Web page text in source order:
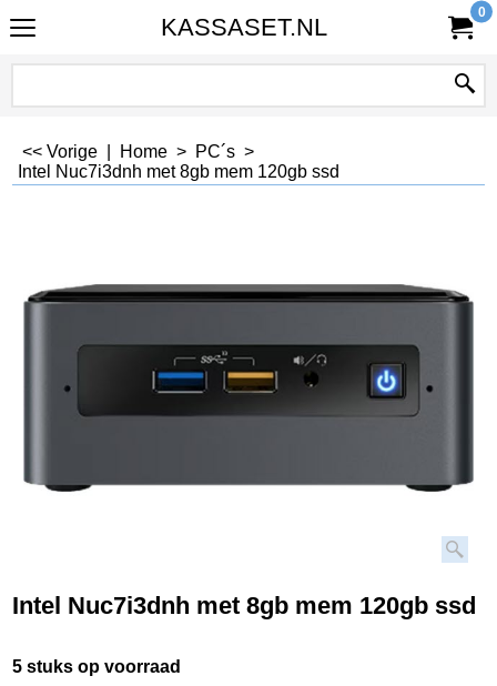
KASSASET.NL
0
<< Vorige Home > PC´s >
Intel Nuc7i3dnh met 8gb mem 120gb ssd
Intel Nuc7i3dnh met 8gb mem 120gb ssd
5 stuks op voorraad